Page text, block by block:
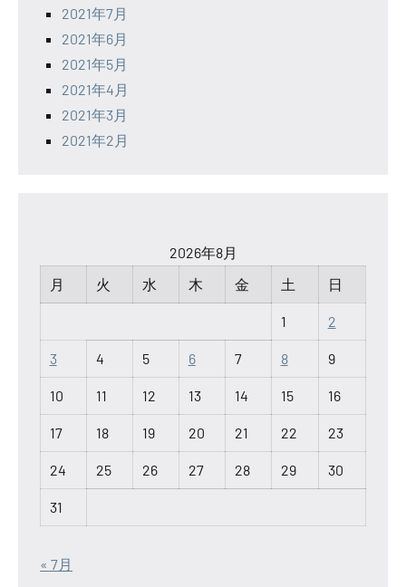
2021年7月
2021年6月
2021年5月
2021年4月
2021年3月
2021年2月
2026年8月
月
火 水 木 金 土 日
1 2
3 4 5 6 7 8 9
10 11 12 13 14 15 16
17 18 19 20 21 22 23
24 25 26 27 28 29 30
31
« 7月